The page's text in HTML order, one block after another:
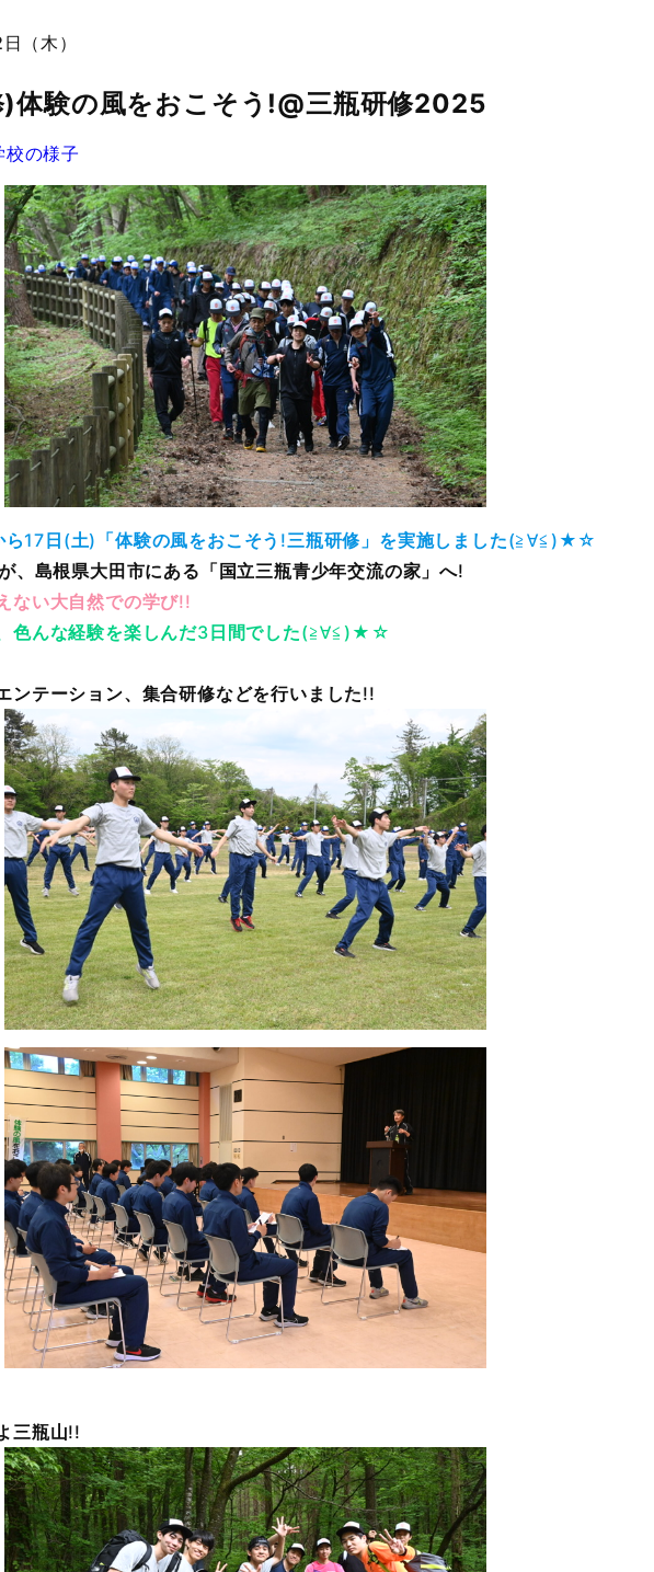
（木）
)体験の風をおこそう!@三瓶研修2025
校の様子
ら17日 (土) 「体験の風をおこそう !三瓶研修」を実施しました(≧∀≦)★☆
、島根県大田市にある「国立三瓶青少年交流の家」へ!
ない大自然での学び!!
色んな経験を楽しんだ3日間でした(≧∀≦)★☆
ンテーション、集合研修などを行いました!!
三瓶山!!